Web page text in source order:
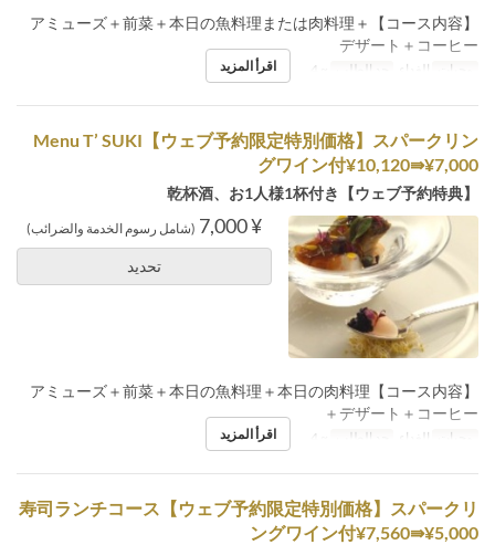
【コース内容】アミューズ＋前菜＋本日の魚料理または肉料理＋
デザート＋コーヒー
وجبات الغداء حد الطلب اقرأ المزيد
Menu T’ SUKI【ウェブ予約限定特別価格】スパークリン
グワイン付¥10,120⇛¥7,000
【ウェブ予約特典】乾杯酒、お1人様1杯付き
¥ 7,000 (شامل رسوم الخدمة والضرائب)
تحديد
【コース内容】アミューズ＋前菜＋本日の魚料理＋本日の肉料理
＋デザート＋コーヒー
وجبات الغداء حد الطلب اقرأ المزيد
寿司ランチコース【ウェブ予約限定特別価格】スパークリ
ングワイン付¥7,560⇛¥5,000